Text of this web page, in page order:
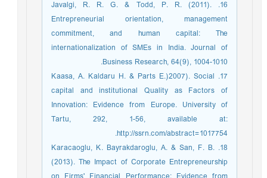
16. Javalgi, R. R. G. & Todd, P. R. (2011).
Entrepreneurial orientation, management
commitment, and human capital: The
internationalization of SMEs in India. Journal of
Business Research, 64(9), 1004-1010.
17. Kaasa, A. Kaldaru H. & Parts E.)2007). Social
capital and institutional Quality as Factors of
Innovation: Evidence from Europe. University of
Tartu, 292, 1-56, available at:
http://ssrn.com/abstract=1017754.
18. Karacaoglu, K. Bayrakdaroglu, A. & San, F. B.
(2013). The Impact of Corporate Entrepreneurship